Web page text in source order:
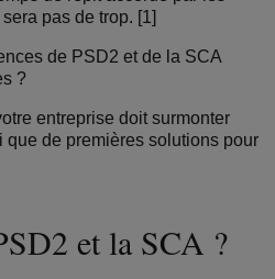
pas de trop. [1]
de PSD2 et de la SCA
?
entreprise doit surmonter
que de premières solutions pour
et la SCA ?